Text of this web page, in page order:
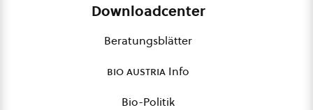
Downloadcenter
Beratungsblätter
bio austria Info
Bio-Politik